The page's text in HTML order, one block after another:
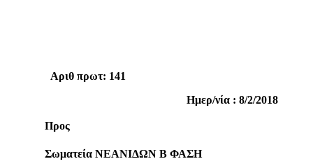
Aριθ πρωτ: 141
Ημερ/νία : 8/2/2018
Προς
Σωματεία ΝΕΑΝΙΔΩΝ Β ΦΑΣΗ